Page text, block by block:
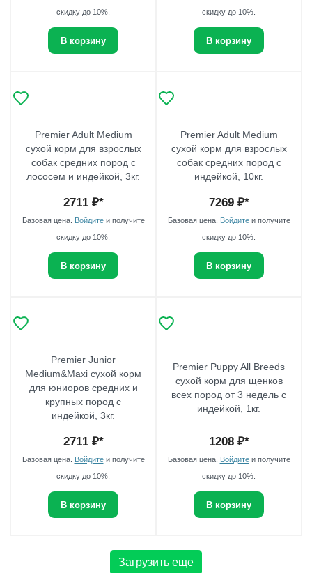
скидку до 10%.
В корзину
скидку до 10%.
В корзину
Premier Adult Medium
сухой корм для взрослых
собак средних пород с
лососем и индейкой, 3кг.
2711₽*
Базовая цена. Войдитеи получите
скидку до 10%.
В корзину
Premier Adult Medium
сухой корм для взрослых
собак средних пород с
индейкой, 10кг.
7269₽*
Базовая цена. Войдитеи получите
скидку до 10%.
В корзину
Premier Junior
Medium&Maxi сухой корм
для юниоров средних и
крупных пород с
индейкой, 3кг.
2711₽*
Базовая цена. Войдитеи получите
скидку до 10%.
В корзину
Premier Puppy All Breeds
сухой корм для щенков
всех пород от 3 недель с
индейкой, 1кг.
1208₽*
Базовая цена. Войдитеи получите
скидку до 10%.
В корзину
Загрузить еще